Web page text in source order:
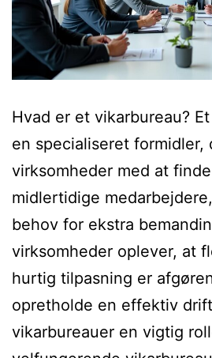
Hvad er et vikarbureau?
en specialiseret
virksomheder med at
midlertidige
behov for ekstra
virksomheder oplever, at
hurtig tilpasning er
opretholde en effektiv
vikarbureauer en vigtig